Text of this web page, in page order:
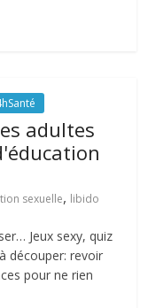
adultes
sexuelle, libido
Jeux sexy, quiz
découper: revoir
pour ne rien